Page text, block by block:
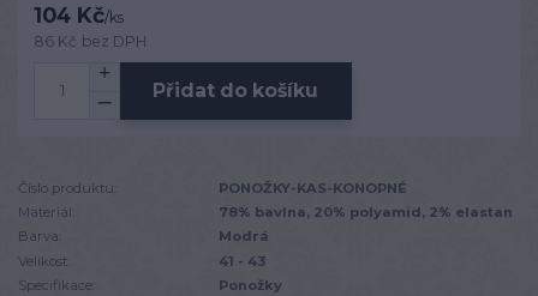
104 Kč/ks
86 Kč bez DPH
Přidat do košíku
Číslo produktu:
PONOŽKY-KAS-KONOPNÉ
Materiál:
78% bavlna, 20% polyamid, 2% elastan
Barva:
Modrá
Velikost:
41 - 43
Specifikace:
Ponožky